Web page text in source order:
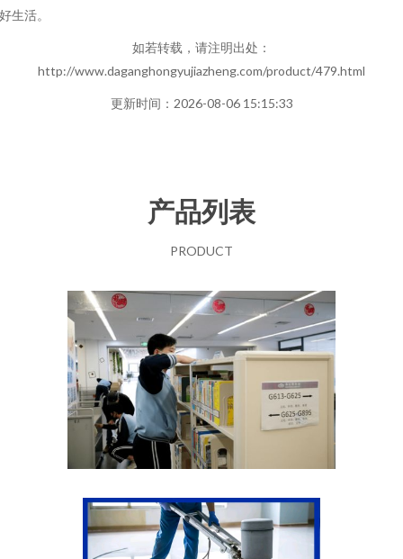
生活。
如若转载，请注明出处：
http://www.daganghongyujiazheng.com/product/479.html
更新时间：2026-08-06 15:15:33
产品列表
PRODUCT